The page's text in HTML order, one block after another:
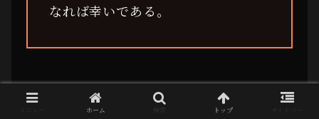
なれば幸いである。
ホーム トップ